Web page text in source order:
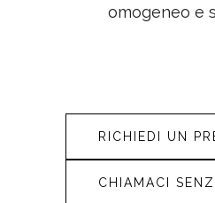
omogeneo e
RICHIEDI UN
CHIAMACI